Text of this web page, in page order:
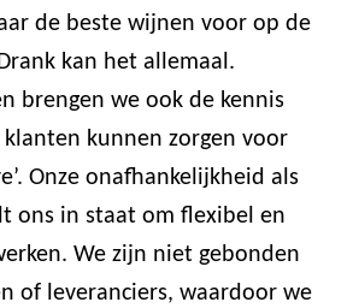
de beste wijnen voor op de
kan het allemaal.
brengen we ook de kennis
kunnen zorgen voor
Onze onafhankelijkheid als
ons in staat om flexibel en
We zijn niet gebonden
of leveranciers, waardoor we